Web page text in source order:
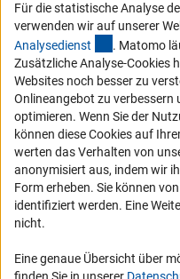
Vergabeverfahren
Barrierefreiheit
Service und Informationen für
Erklärung zur Barrierefreiheit
Barriere melden
DFG-aktuell
Erhalten Sie Neuigkeiten aus
schauen Sie sich die Ausgaben
Für die statistische Analyse
verwenden wir auf unserer
Analysedienst (externer
. Matomo
Zusätzliche Analyse-Cookies
Websites noch besser zu
Onlineangebot zu verbessern
optimieren. Wenn Sie der
können diese Cookies auf
werten das Verhalten von
anonymisiert aus, indem wir
Form erheben. Sie können
identifiziert werden. Eine
nicht.
Eine genaue Übersicht über